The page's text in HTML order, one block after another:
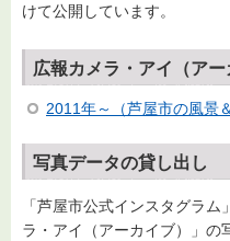
けて公開しています。
広報カメラ・アイ（アー
2011年～（芦屋市の風景
写真データの貸し出し
「芦屋市公式インスタグラ
ラ・アイ（アーカイブ）」の